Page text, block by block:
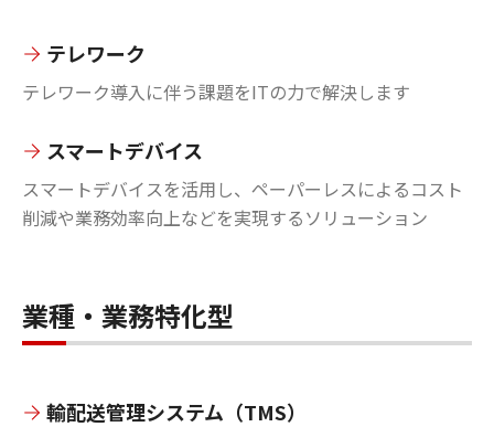
テレワーク
テレワーク導入に伴う課題をITの力で解決します
スマートデバイス
スマートデバイスを活用し、ペーパーレスによるコスト
削減や業務効率向上などを実現するソリューション
業種・業務特化型
輸配送管理システム（TMS）